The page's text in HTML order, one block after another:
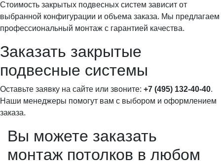
Стоимость закрытых подвесных систем зависит от
выбранной конфигурации и объема заказа. Мы предлагаем
профессиональный монтаж с гарантией качества.
Заказать закрытые
подвесные системы
Оставьте заявку на сайте или звоните: +7 (495) 132-40-40.
Наши менеджеры помогут вам с выбором и оформлением
заказа.
Вы можете заказать
монтаж потолков в любом